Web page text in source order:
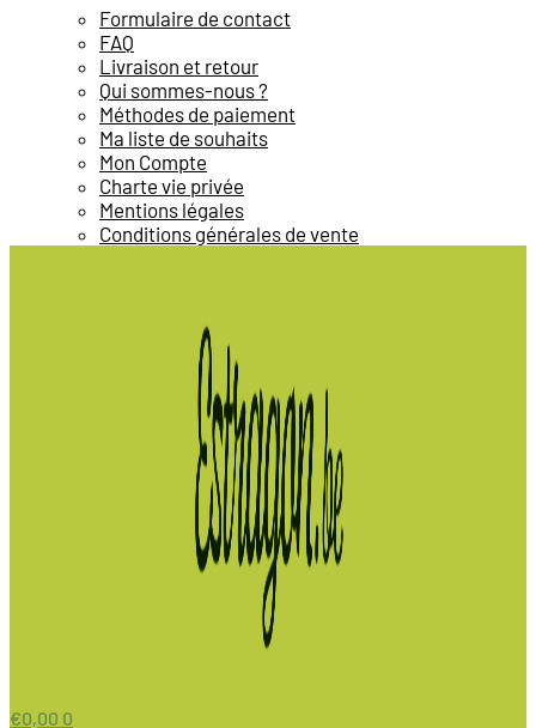
Formulaire de contact
FAQ
Livraison et retour
Qui sommes-nous ?
Méthodes de paiement
Ma liste de souhaits
Mon Compte
Charte vie privée
Mentions légales
Conditions générales de vente
€0,00 0